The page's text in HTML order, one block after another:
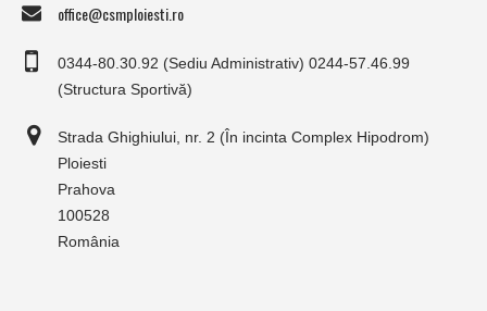
office@csmploiesti.ro
0344-80.30.92 (Sediu Administrativ) 0244-57.46.99
(Structura Sportivă)
Strada Ghighiului, nr. 2 (În incinta Complex Hipodrom)
Ploiesti
Prahova
100528
România